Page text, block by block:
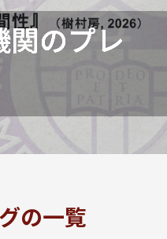
のプレ
の一覧